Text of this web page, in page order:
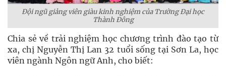
Đội ngũ giảng viên giàu kinh nghiệm của Trường Đại học
Thành Đông
Chia sẻ về trải nghiệm học chương trình đào tạo từ
xa, chị Nguyễn Thị Lan 32 tuổi sống tại Sơn La, học
viên ngành Ngôn ngữ Anh, cho biết: